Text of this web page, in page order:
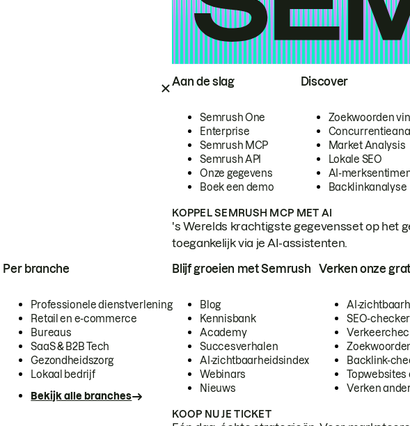
Aan de slag
Semrush One
Enterprise
Semrush MCP
Semrush API
Onze gegevens
Boek een demo
Discover
Zoekwoorden
Market Analysis
Lokale SEO
AI-
Backlinkanalyse
KOPPEL SEMRUSH MCP MET AI
's Werelds krachtigste gegevensset op het
toegankelijk via je AI-assistenten.
Per branche
Professionele dienstverlening
Retail en e-commerce
Bureaus
SaaS & B2B Tech
Gezondheidszorg
Lokaal bedrijf
Bekijk alle branches
Blijf groeien met Semrush
Blog
Kennisbank
Academy
Succesverhalen
AI-zichtbaarheidsindex
Webinars
Nieuws
Verken onze
AI-
SEO-checker
Backlink-
Topwebsites
Verken
KOOP NU JE TICKET